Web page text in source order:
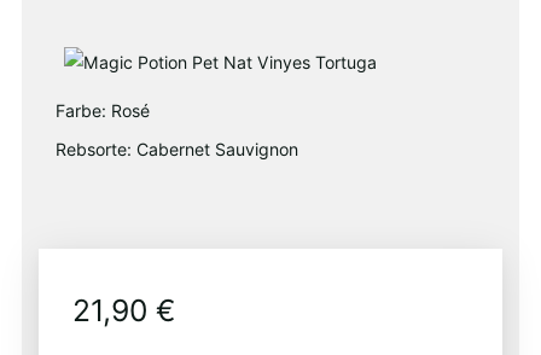
Farbe: Rosé
Rebsorte: Cabernet Sauvignon
21,90 €